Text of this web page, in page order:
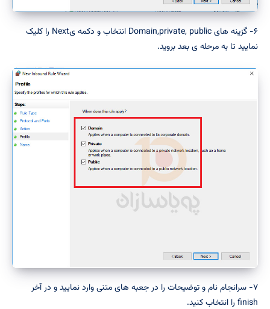
۶- گزینه های Domain,private, public انتخاب و دکمه یNext را کلیک
نمایید تا به مرحله ی بعد بروید.
۷- سرانجام نام و توضیحات را در جعبه های متنی وارد نمایید و در آخر
finish را انتخاب کنید.